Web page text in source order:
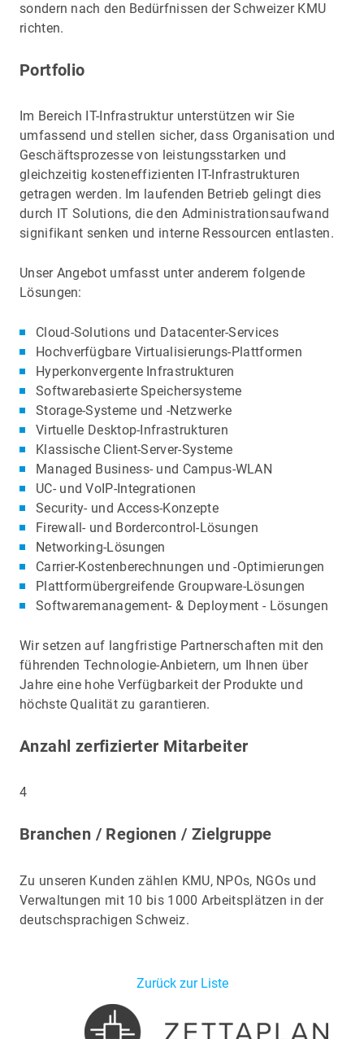
sondern nach den Bedürfnissen der Schweizer KMU
richten.
Portfolio
Im Bereich IT-Infrastruktur unterstützen wir Sie
umfassend und stellen sicher, dass Organisation und
Geschäftsprozesse von leistungsstarken und
gleichzeitig kosteneffizienten IT-Infrastrukturen
getragen werden. Im laufenden Betrieb gelingt dies
durch IT Solutions, die den Administrationsaufwand
signifikant senken und interne Ressourcen entlasten.
Unser Angebot umfasst unter anderem folgende
Lösungen:
Cloud-Solutions und Datacenter-Services
Hochverfügbare Virtualisierungs-Plattformen
Hyperkonvergente Infrastrukturen
Softwarebasierte Speichersysteme
Storage-Systeme und -Netzwerke
Virtuelle Desktop-Infrastrukturen
Klassische Client-Server-Systeme
Managed Business- und Campus-WLAN
UC- und VoIP-Integrationen
Security- und Access-Konzepte
Firewall- und Bordercontrol-Lösungen
Networking-Lösungen
Carrier-Kostenberechnungen und -Optimierungen
Plattformübergreifende Groupware-Lösungen
Softwaremanagement- & Deployment - Lösungen
Wir setzen auf langfristige Partnerschaften mit den
führenden Technologie-Anbietern, um Ihnen über
Jahre eine hohe Verfügbarkeit der Produkte und
höchste Qualität zu garantieren.
Anzahl zerfizierter Mitarbeiter
4
Branchen / Regionen / Zielgruppe
Zu unseren Kunden zählen KMU, NPOs, NGOs und
Verwaltungen mit 10 bis 1000 Arbeitsplätzen in der
deutschsprachigen Schweiz.
Zurück zur Liste